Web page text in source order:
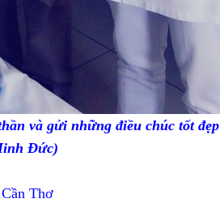
và gửi những điều chúc tốt đẹp
Đức)
Thơ